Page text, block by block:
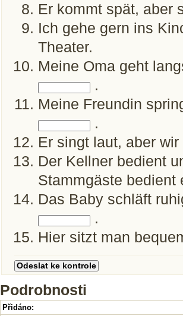
Er kommt spät, aber
Ich gehe gern ins
Theater.
Meine Oma geht
.
Meine Freundin
.
Er singt laut, aber
Der Kellner bedient
Stammgäste bedient
Das Baby schläft
.
Hier sitzt man
Podrobnosti
Přidáno: